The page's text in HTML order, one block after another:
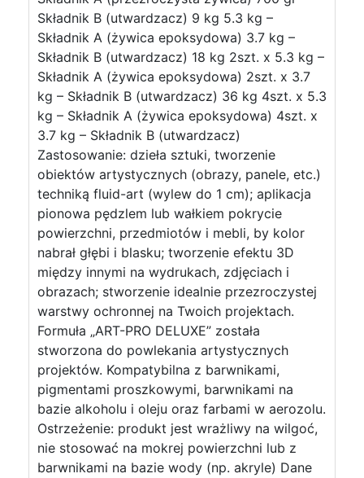
Składnik B (utwardzacz) 9 kg 5.3 kg –
Składnik A (żywica epoksydowa) 3.7 kg –
Składnik B (utwardzacz) 18 kg 2szt. x 5.3 kg –
Składnik A (żywica epoksydowa) 2szt. x 3.7
kg – Składnik B (utwardzacz) 36 kg 4szt. x 5.3
kg – Składnik A (żywica epoksydowa) 4szt. x
3.7 kg – Składnik B (utwardzacz)
Zastosowanie: dzieła sztuki, tworzenie
obiektów artystycznych (obrazy, panele, etc.)
techniką fluid-art (wylew do 1 cm); aplikacja
pionowa pędzlem lub wałkiem pokrycie
powierzchni, przedmiotów i mebli, by kolor
nabrał głębi i blasku; tworzenie efektu 3D
między innymi na wydrukach, zdjęciach i
obrazach; stworzenie idealnie przezroczystej
warstwy ochronnej na Twoich projektach.
Formuła „ART-PRO DELUXE” została
stworzona do powlekania artystycznych
projektów. Kompatybilna z barwnikami,
pigmentami proszkowymi, barwnikami na
bazie alkoholu i oleju oraz farbami w aerozolu.
Ostrzeżenie: produkt jest wrażliwy na wilgoć,
nie stosować na mokrej powierzchni lub z
barwnikami na bazie wody (np. akryle) Dane